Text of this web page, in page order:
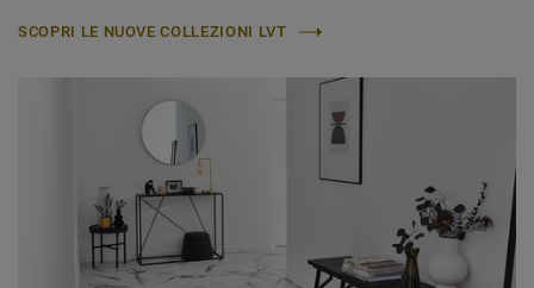
SCOPRI LE NUOVE COLLEZIONI LVT